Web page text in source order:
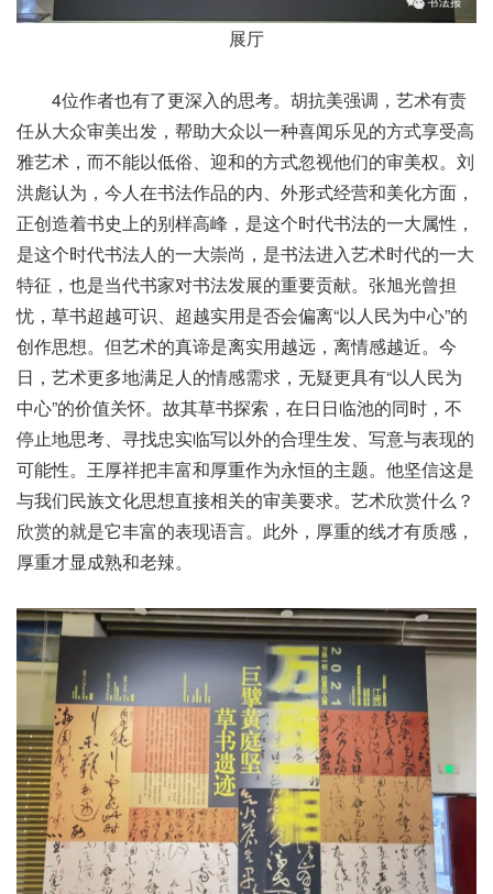
展厅
4位作者也有了更深入的思考。 胡抗美强调，艺术有责
任从大众审美出发，帮助大众以一种喜闻乐见的方式享受高
雅艺术，而不能以低俗、迎和的方式忽视他们的审美权。 刘
洪彪认为，今人在书法作品的内、外形式经营和美化方面，
正创造着书史上的别样高峰，是这个时代书法的一大属性，
是这个时代书法人的一大崇尚，是书法进入艺术时代的一大
特征，也是当代书家对书法发展的重要贡献。 张旭光曾担
忧，草书超越可识、超越实用是否会偏离“以人民为中心”的
创作思想。但艺术的真谛是离实用越远，离情感越近。今
日，艺术更多地满足人的情感需求，无疑更具有“以人民为
中心”的价值关怀。故其草书探索，在日日临池的同时，不
停止地思考、寻找忠实临写以外的合理生发、写意与表现的
可能性。 王厚祥把丰富和厚重作为永恒的主题。他坚信这是
与我们民族文化思想直接相关的审美要求。艺术欣赏什么？
欣赏的就是它丰富的表现语言。此外，厚重的线才有质感，
厚重才显成熟和老辣。